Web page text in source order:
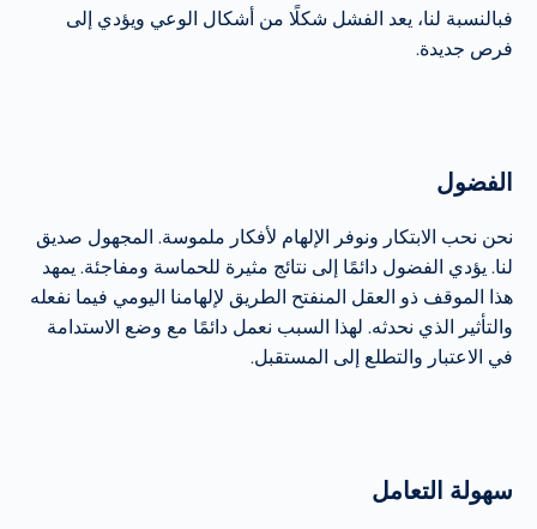
فبالنسبة لنا، يعد الفشل شكلًا من أشكال الوعي ويؤدي إلى
فرص جديدة.
الفضول
نحن نحب الابتكار ونوفر الإلهام لأفكار ملموسة. المجهول صديق
لنا. يؤدي الفضول دائمًا إلى نتائج مثيرة للحماسة ومفاجئة. يمهد
هذا الموقف ذو العقل المنفتح الطريق لإلهامنا اليومي فيما نفعله
والتأثير الذي نحدثه. لهذا السبب نعمل دائمًا مع وضع الاستدامة
في الاعتبار والتطلع إلى المستقبل.
سهولة التعامل